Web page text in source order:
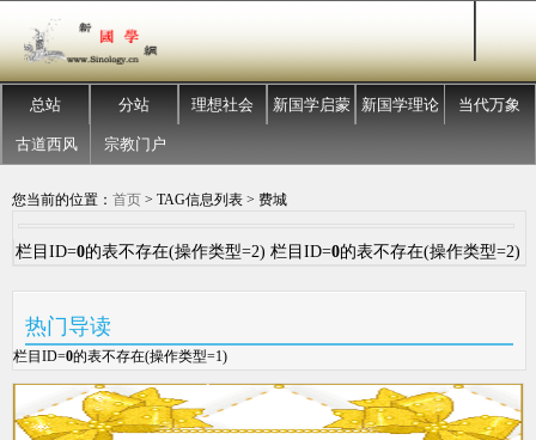
总站 分站 理想社会 新国学启蒙 新国学理论 当代万象
古道西风 宗教门户
您当前的位置： 首页 > TAG信息列表 > 费城
栏目ID=0的表不存在(操作类型=2) 栏目ID=0的表不存在(操作类型=2)
热门导读
栏目ID=0的表不存在(操作类型=1)